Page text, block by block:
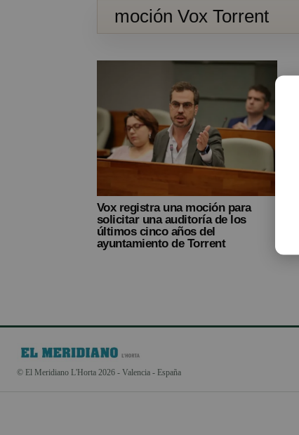
moción Vox Torrent
Vox registra una moción para
solicitar una auditoría de los
últimos cinco años del
ayuntamiento de Torrent
© El Meridiano L'Horta 2026 - Valencia - España